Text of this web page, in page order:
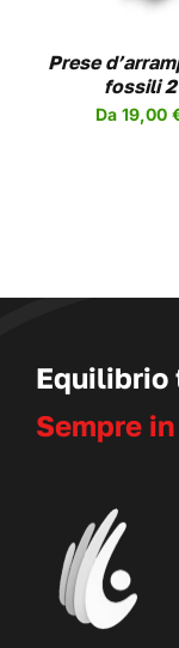
Prese
fossili 2
Da 19,00
Equilibrio
Sempre